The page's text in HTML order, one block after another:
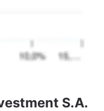
S.A.